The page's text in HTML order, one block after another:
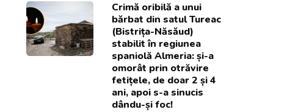
Crimă oribilă a unui
bărbat din satul Tureac
(Bistrița-Năsăud)
stabilit în regiunea
spaniolă Almeria: și-a
omorât prin otrăvire
fetițele, de doar 2 și 4
ani, apoi s-a sinucis
dându-și foc!